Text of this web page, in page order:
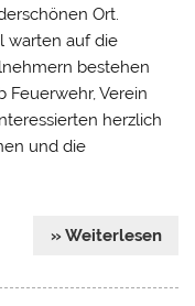
Ort.
warten auf die
bestehen
Feuerwehr, Verein
herzlich
und die
» Weiterlesen